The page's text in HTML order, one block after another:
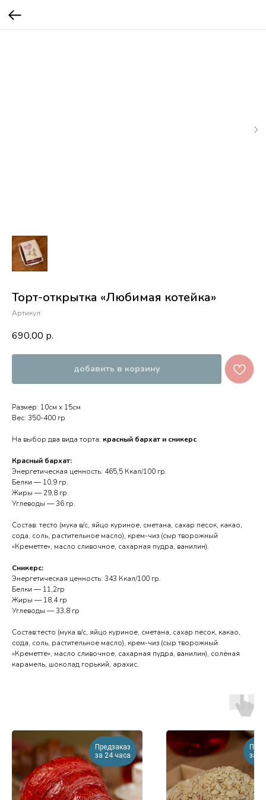
Торт-открытка «Любимая котейка»
Артикул:
690,00 р.
добавить в корзину
Размер: 10см х 15см
Вес: 350-400 гр
На выбор два вида торта: красный бархат и сникерс
Красный бархат:
Энергетическая ценность: 465,5 Ккал/100 гр.
Белки — 10,9 гр.
Жиры — 29,8 гр.
Углеводы — 36 гр.
Состав: тесто (мука в/с, яйцо куриное, сметана, сахар песок, какао,
сода, соль, растительное масло), крем-чиз (сыр творожный
«Креметте», масло сливочное, сахарная пудра, ванилин).
Сникерс:
Энергетическая ценность: 343 Ккал/100 гр.
Белки — 11,2гр
Жиры — 18,4 гр
Углеводы — 33,8 гр
Состав:тесто (мука в/с, яйцо куриное, сметана, сахар песок, какао,
сода, соль, растительное масло), крем-чиз (сыр творожный
«Креметте», масло сливочное, сахарная пудра, ванилин), солёная
карамель, шоколад горький, арахис.
Предзаказ
за 24 часа
за